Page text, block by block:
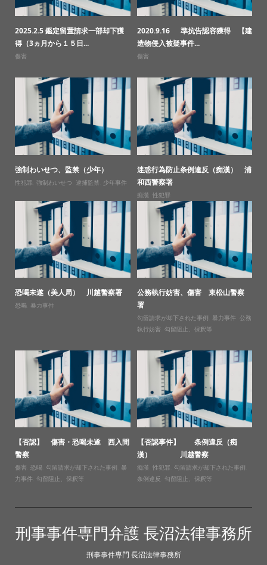
2025.2.5 鑑定留置請求一部却下獲
得（3ヵ月から１５日...
傷害
2020.9.16 準抗告認容獲得 【建
造物侵入被疑事件...
傷害
強制わいせつ、監禁（少年）
性犯罪 強制わいせつ 逮捕監禁 少年事件
迷惑行為防止条例違反（痴漢） 浦
和西警察署
痴漢 性犯罪
恐喝未遂（美人局） 川越警察署
恐喝 暴力事件
公務執行妨害、傷害 東松山警察
署
勾留請求が却下された事例 暴力事件
公務
執行妨害
勾留阻止、保釈等
【否認】 傷害・恐喝未遂 西入間
警察
傷害 恐喝 勾留請求が却下された事例
暴
力事件
勾留阻止、保釈等
【否認事件】 条例違反（痴
漢） 川越警察
痴漢 性犯罪 勾留請求が却下された事例
条例違反
勾留阻止、保釈等
刑事事件専門弁護 長沼法律事務所
刑事事件専門 長沼法律事務所